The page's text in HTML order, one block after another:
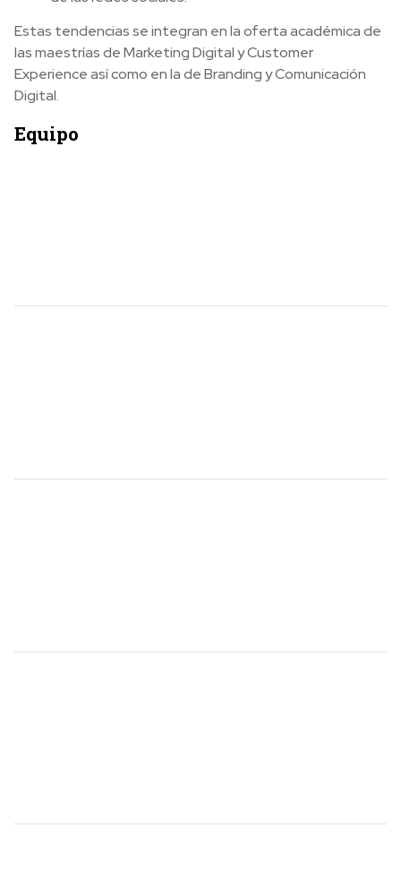
Estas tendencias se integran en la oferta académica de
las maestrías de Marketing Digital y Customer
Experience así como en la de Branding y Comunicación
Digital.
Equipo